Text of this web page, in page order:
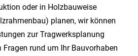
oder in Holzbauweise
planen, wir können
zur Tragwerksplanung
Fragen rund um Ihr Bauvorhaben